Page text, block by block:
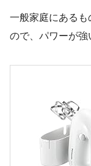
一般家庭にあるも
ので、パワーが強